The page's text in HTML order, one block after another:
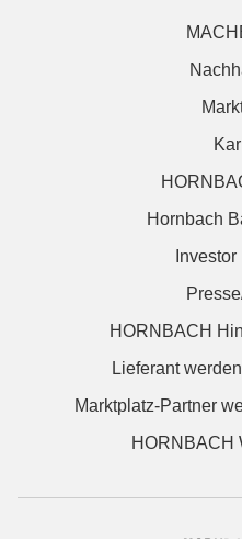
Hornbach
HORNBACH
Lieferant
Marktplatz-Partner
HORNBACH